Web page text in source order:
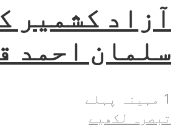
آزاد کشمیر
سلمان احمد
1 مہینہ پہلے
تبصرہ لکھیے